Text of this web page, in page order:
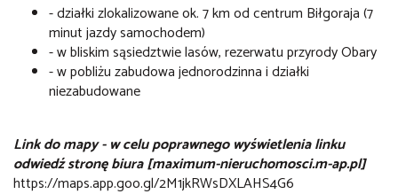
- działki zlokalizowane ok. 7 km od centrum Biłgoraja (7
minut jazdy samochodem)
- w bliskim sąsiedztwie lasów, rezerwatu przyrody Obary
- w pobliżu zabudowa jednorodzinna i działki
niezabudowane
Link do mapy -w celu poprawnego wyświetlenia linku
odwiedź stronę biura [maximum-nieruchomosci.m-ap.pl]
https://maps.app.goo.gl/2M1jkRWsDXLAHS4G6